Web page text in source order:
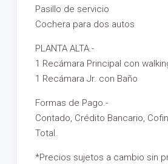
Pasillo de servicio
Cochera para dos autos
PLANTA ALTA.-
1 Recámara Principal con
1 Recámara Jr. con Baño
Formas de Pago.-
Contado, Crédito Bancario,
Total.
*Precios sujetos a cambio sin